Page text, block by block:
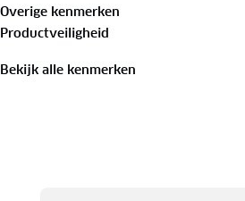
Overige kenmerken
Productveiligheid
Bekijk alle kenmerken